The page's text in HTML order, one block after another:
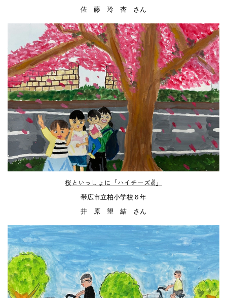
佐 藤 玲 杏 さん
桜といっしょに「ハイチーズ✌」
帯広市立柏小学校６年
井 原 望 結 さん